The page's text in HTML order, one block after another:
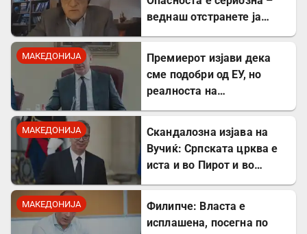
веднаш отстранете ја
западнонилска треска!
МАКЕДОНИЈА
Премиерот изјави дека
сме подобри од ЕУ, но
реалноста на
МАКЕДОНИЈА
Скандалозна изјава на
Вучиќ: Српската црква е
иста и во Пирот и во
МАКЕДОНИЈА
Филипче: Власта е
исплашена, посегна по